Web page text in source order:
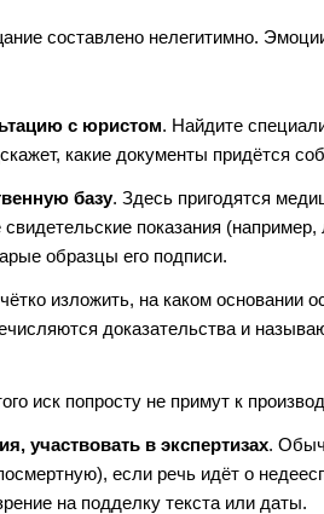
составлено нелегитимно.
с юристом. Найдите
какие документы придётся
базу. Здесь пригодятся
показания
образцы его подписи.
изложить, на каком основании
доказательства и
иск попросту не примут к
участвовать в экспертизах.
если речь идёт о
на подделку текста или даты.